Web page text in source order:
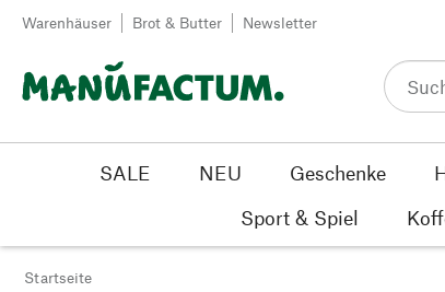
Zum Inhalt springen
Warenhäuser Brot & Butter Newsletter
SALE NEU Geschenke
Sport & Spiel
Startseite